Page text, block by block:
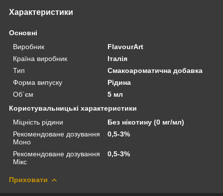
Характеристики
Основні
Виробник
FlavourArt
Країна виробник
Італія
Тип
Смакоароматична добавка
Форма випуску
Рідина
Об`єм
5 мл
Користувальницькі характеристики
Міцність рідини
Без нікотину (0 мг/мл)
Рекомендоване дозування
Моно
0,5-3%
Рекомендоване дозування
Мікс
0,5-3%
Приховати